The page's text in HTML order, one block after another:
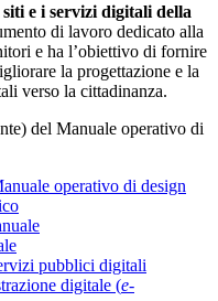
e i servizi digitali della
di lavoro dedicato alla
e ha l’obiettivo di fornire
la progettazione e la
verso la cittadinanza.
del Manuale operativo di
operativo di design
pubblici digitali
digitale (e-